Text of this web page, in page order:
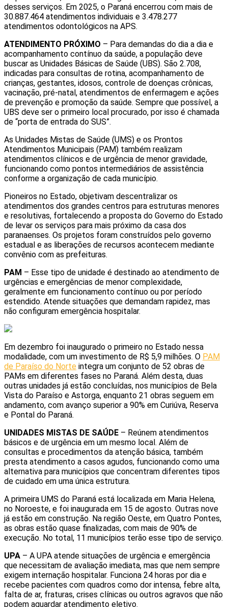
desses serviços. Em 2025, o Paraná encerrou com mais de
30.887.464 atendimentos individuais e 3.478.277
atendimentos odontológicos na APS.
ATENDIMENTO PRÓXIMO – Para demandas do dia a dia e
acompanhamento contínuo da saúde, a população deve
buscar as Unidades Básicas de Saúde (UBS). São 2.708,
indicadas para consultas de rotina, acompanhamento de
crianças, gestantes, idosos, controle de doenças crônicas,
vacinação, pré-natal, atendimentos de enfermagem e ações
de prevenção e promoção da saúde. Sempre que possível, a
UBS deve ser o primeiro local procurado, por isso é chamada
de “porta de entrada do SUS”.
As Unidades Mistas de Saúde (UMS) e os Prontos
Atendimentos Municipais (PAM) também realizam
atendimentos clínicos e de urgência de menor gravidade,
funcionando como pontos intermediários de assistência
conforme a organização de cada município.
Pioneiros no Estado, objetivam descentralizar os
atendimentos dos grandes centros para estruturas menores
e resolutivas, fortalecendo a proposta do Governo do Estado
de levar os serviços para mais próximo da casa dos
paranaenses. Os projetos foram construídos pelo governo
estadual e as liberações de recursos acontecem mediante
convênio com as prefeituras.
PAM – Esse tipo de unidade é destinado ao atendimento de
urgências e emergências de menor complexidade,
geralmente em funcionamento contínuo ou por período
estendido. Atende situações que demandam rapidez, mas
não configuram emergência hospitalar.
Em dezembro foi inaugurado o primeiro no Estado nessa
modalidade, com um investimento de R$ 5,9 milhões. O PAM
de Paraíso do Norte integra um conjunto de 52 obras de
PAMs em diferentes fases no Paraná. Além desta, duas
outras unidades já estão concluídas, nos municípios de Bela
Vista do Paraíso e Astorga, enquanto 21 obras seguem em
andamento, com avanço superior a 90% em Curiúva, Reserva
e Pontal do Paraná.
UNIDADES MISTAS DE SAÚDE – Reúnem atendimentos
básicos e de urgência em um mesmo local. Além de
consultas e procedimentos da atenção básica, também
presta atendimento a casos agudos, funcionando como uma
alternativa para municípios que concentram diferentes tipos
de cuidado em uma única estrutura.
A primeira UMS do Paraná está localizada em Maria Helena,
no Noroeste, e foi inaugurada em 15 de agosto. Outras nove
já estão em construção. Na região Oeste, em Quatro Pontes,
as obras estão quase finalizadas, com mais de 90% de
execução. No total, 11 municípios terão esse tipo de serviço.
UPA – A UPA atende situações de urgência e emergência
que necessitam de avaliação imediata, mas que nem sempre
exigem internação hospitalar. Funciona 24 horas por dia e
recebe pacientes com quadros como dor intensa, febre alta,
falta de ar, fraturas, crises clínicas ou outros agravos que não
podem aguardar atendimento eletivo.